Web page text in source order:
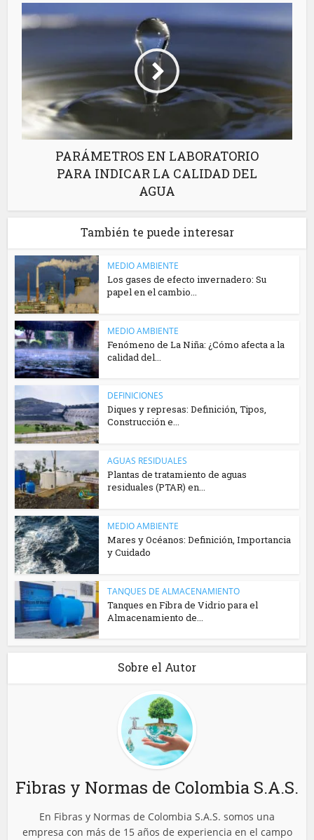
PARÁMETROS EN LABORATORIO
PARA INDICAR LA CALIDAD DEL
AGUA
También te puede interesar
MEDIO AMBIENTE
Los gases de efecto invernadero: Su
papel en el cambio...
MEDIO AMBIENTE
Fenómeno de La Niña: ¿Cómo afecta a la
calidad del...
DEFINICIONES
Diques y represas: Definición, Tipos,
Construcción e...
AGUAS RESIDUALES
Plantas de tratamiento de aguas
residuales (PTAR) en...
MEDIO AMBIENTE
Mares y Océanos: Definición, Importancia
y Cuidado
TANQUES DE ALMACENAMIENTO
Tanques en Fibra de Vidrio para el
Almacenamiento de...
Sobre el Autor
Fibras y Normas de Colombia S.A.S.
En Fibras y Normas de Colombia S.A.S. somos una
empresa con más de 15 años de experiencia en el campo